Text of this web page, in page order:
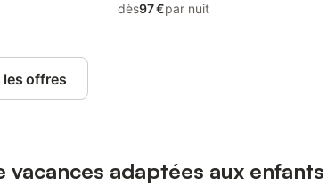
dès97 €par nuit
offres
vacances adaptées aux enfants